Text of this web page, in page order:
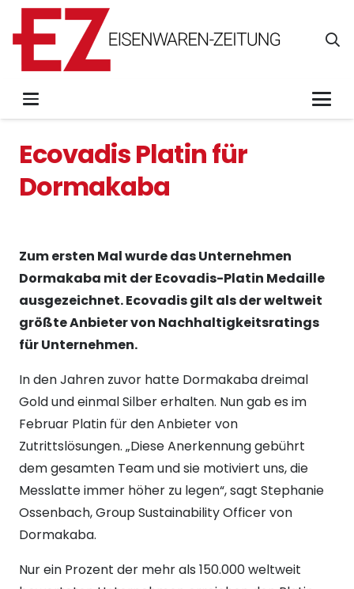
Ecovadis Platin für
Dormakaba
Zum ersten Mal wurde das Unternehmen
Dormakaba mit der Ecovadis-Platin Medaille
ausgezeichnet. Ecovadis gilt als der weltweit
größte Anbieter von Nachhaltigkeitsratings
für Unternehmen.
In den Jahren zuvor hatte Dormakaba dreimal
Gold und einmal Silber erhalten. Nun gab es im
Februar Platin für den Anbieter von
Zutrittslösungen. „Diese Anerkennung gebührt
dem gesamten Team und sie motiviert uns, die
Messlatte immer höher zu legen“, sagt Stephanie
Ossenbach, Group Sustainability Officer von
Dormakaba.
Nur ein Prozent der mehr als 150.000 weltweit